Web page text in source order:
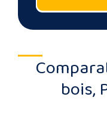
bois,